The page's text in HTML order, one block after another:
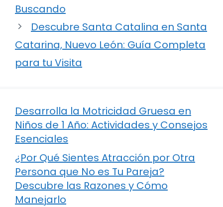
Buscando
Descubre Santa Catalina en Santa
Catarina, Nuevo León: Guía Completa
para tu Visita
Desarrolla la Motricidad Gruesa en
Niños de 1 Año: Actividades y Consejos
Esenciales
¿Por Qué Sientes Atracción por Otra
Persona que No es Tu Pareja?
Descubre las Razones y Cómo
Manejarlo